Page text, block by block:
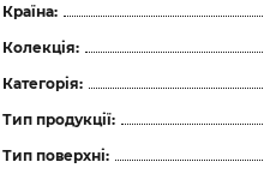
Країна:
Колекція:
Категорія:
Тип продукції:
Тип поверхні: